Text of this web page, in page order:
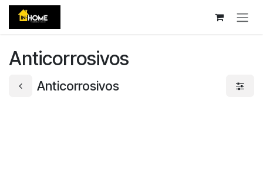
Ir al contenido
Anticorrosivos
Anticorrosivos